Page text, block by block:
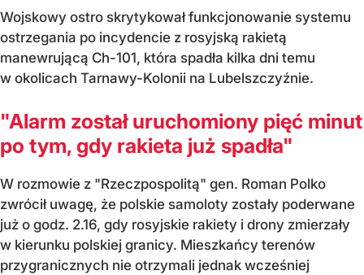
Wojskowy ostro skrytykował funkcjonowanie systemu
ostrzegania po incydencie z rosyjską rakietą
manewrującą Ch-101, która spadła kilka dni temu
w okolicach Tarnawy-Kolonii na Lubelszczyźnie.
"Alarm został uruchomiony pięć minut
po tym, gdy rakieta już spadła"
W rozmowie z "Rzeczpospolitą" gen. Roman Polko
zwrócił uwagę, że polskie samoloty zostały poderwane
już o godz. 2.16, gdy rosyjskie rakiety i drony zmierzały
w kierunku polskiej granicy. Mieszkańcy terenów
przygranicznych nie otrzymali jednak wcześniej